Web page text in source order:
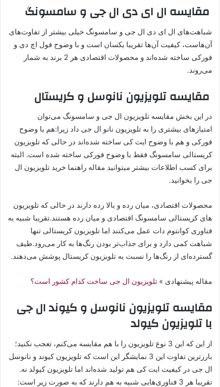
مقایسه ال ای دی ال جی و سامسونگ
شباهت‌های ال ای دی ال جی و سامسونگ خیلی بیشتر از تفاوت‌های
آن‌هاست، کیفیت آن‌ها تقریبا یکسان است و با وضوح فول اچ دی و
فورکی ساخته شده‌اند و محصولات اقتصادی هر 2 برند به شمار
می‌روند.
مقایسه تلویزیون نانوسل و کریستال
در این بخش مقایسه تلویزیون ال جی و سامسونگ می‌توان
امتیازهای بیشتری را به تلویزیون نانو ال جی داد زیرا:هم با وضوح
فورکی و هم با وضوح ایت کی ساخته شده‌اند در حالی که تلویزیون
کریستالی سامسونگ فقط با وضوح فورکی ساخته شده است. البته
برای کسب اطلاعات بیشتر میتوانید مقاله راهنما خرید تلویزیون ال
جی را بخوانید.
محصولات اقتصادی، میان رده و بالا رده دارند در حالی که تلویزیون
های کریستالی سامسونگ اقتصادی و میان رده هستند.تقریبا شبیه به
فناوری کوانتوم دات عمل می‌کنند اما تلویزیون کریستالی تنها
شباهت کمی دارد و برای جذاب‌تر بودن رنگ‌ها به کار می‌رود.طیف
گسترده‌ای از رنگ‌ها را نسبت به تلویزیون کریستال پوشش می‌دهند.
مقاله پیشنهادی » تلویزیون ال جی ساخت کدام کشور است؟
مقایسه تلویزیون نانوسل و کیوند ال جی
با تلویزیون کیولد
از این که این 3 نوع تلویزیون را با هم مقایسه می‌کنم، تعجب نکنید؛
بارزترین تفاوت این 3 نمایشگر این است که تلویزیون کیوند و نانوسل
ال جی در کیفیت ایت کی هم تولید شده‌اند اما تلویزیون کیولد نه.
تقریبا هر 3 فناوری‌هایی شبیه به هم دارند که به صورت زیر است: